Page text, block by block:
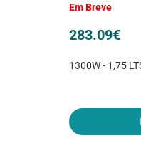
Em Breve
283.09€
1300W - 1,75